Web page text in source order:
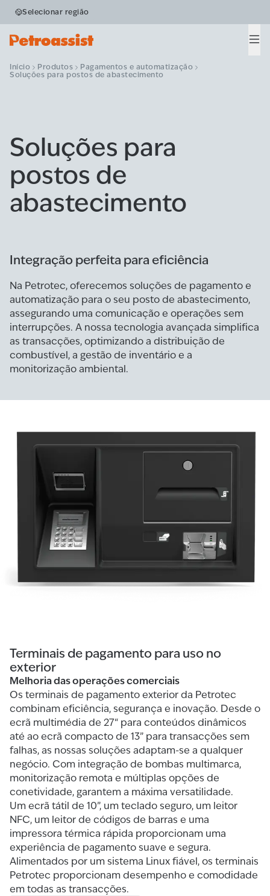
Selecionar região
Início Produtos
Pagamentos e automatização
Soluções para postos de abastecimento
Soluções para
postos de
abastecimento
Integração perfeita para eficiência
Na Petrotec, oferecemos soluções de pagamento e
automatização para o seu posto de abastecimento,
assegurando uma comunicação e operações sem
interrupções. A nossa tecnologia avançada simplifica
as transacções, optimizando a distribuição de
combustível, a gestão de inventário e a
monitorização ambiental.
Terminais de pagamento para uso no
exterior
Melhoria das operações comerciais
Os terminais de pagamento exterior da Petrotec
combinam eficiência, segurança e inovação. Desde o
ecrã multimédia de 27“ para conteúdos dinâmicos
até ao ecrã compacto de 13” para transacções sem
falhas, as nossas soluções adaptam-se a qualquer
negócio. Com integração de bombas multimarca,
monitorização remota e múltiplas opções de
conetividade, garantem a máxima versatilidade.
Um ecrã tátil de 10”, um teclado seguro, um leitor
NFC, um leitor de códigos de barras e uma
impressora térmica rápida proporcionam uma
experiência de pagamento suave e segura.
Alimentados por um sistema Linux fiável, os terminais
Petrotec proporcionam desempenho e comodidade
em todas as transacções.